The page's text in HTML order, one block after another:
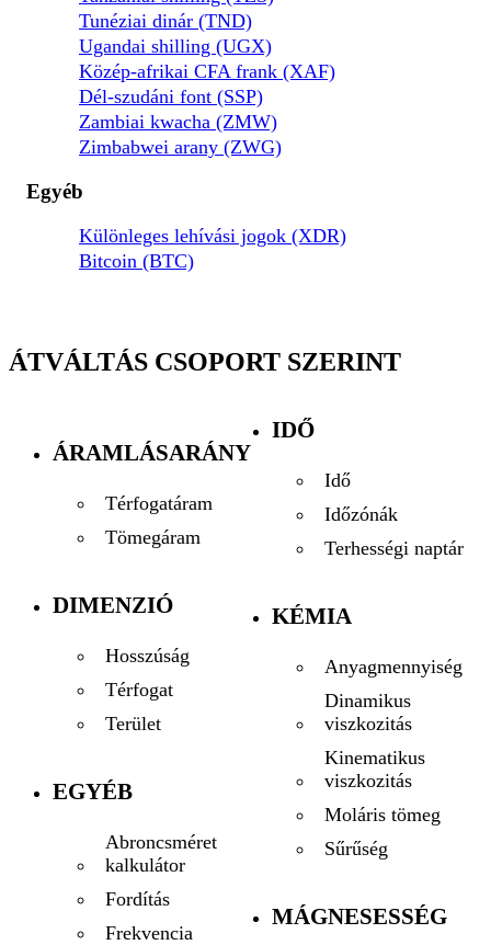
Tunéziai dinár (TND)
Ugandai shilling (UGX)
Közép-afrikai CFA frank (XAF)
Dél-szudáni font (SSP)
Zambiai kwacha (ZMW)
Zimbabwei arany (ZWG)
Egyéb
Különleges lehívási jogok (XDR)
Bitcoin (BTC)
ÁTVÁLTÁS CSOPORT SZERINT
ÁRAMLÁSARÁNY
Térfogatáram
Tömegáram
DIMENZIÓ
Hosszúság
Térfogat
Terület
EGYÉB
Abroncsméret
kalkulátor
Fordítás
Frekvencia
IDŐ
Idő
Időzónák
Terhességi naptár
KÉMIA
Anyagmennyiség
Dinamikus
viszkozitás
Kinematikus
viszkozitás
Moláris tömeg
Sűrűség
MÁGNESESSÉG